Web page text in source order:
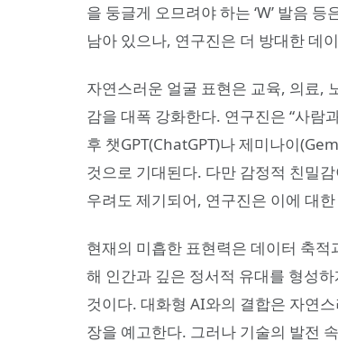
을 둥글게 오므려야 하는 ‘W’ 발음
남아 있으나, 연구진은 더 방대한 데
자연스러운 얼굴 표현은 교육, 의료,
감을 대폭 강화한다. 연구진은 “사람
후 챗GPT(ChatGPT)나 제미나이
것으로 기대된다. 다만 감정적 친밀
우려도 제기되어, 연구진은 이에 대
현재의 미흡한 표현력은 데이터 축
해 인간과 깊은 정서적 유대를 형성
것이다. 대화형 AI와의 결합은 자연
장을 예고한다. 그러나 기술의 발전